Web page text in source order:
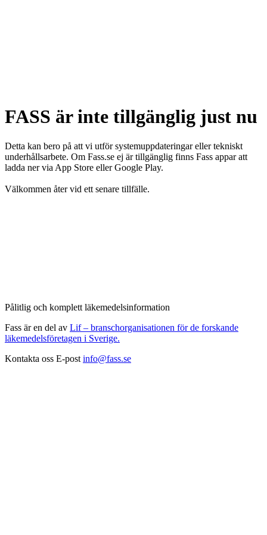
FASS är inte tillgänglig just nu
Detta kan bero på att vi utför systemuppdateringar eller tekniskt
underhållsarbete. Om Fass.se ej är tillgänglig finns Fass appar att
ladda ner via App Store eller Google Play.
Välkommen åter vid ett senare tillfälle.
Pålitlig och komplett läkemedelsinformation
Fass är en del av Lif – branschorganisationen för de forskande
läkemedelsföretagen i Sverige.
Kontakta oss E-post info@fass.se